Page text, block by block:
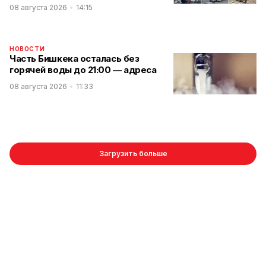
08 августа 2026 14:15
НОВОСТИ
Часть Бишкека осталась без
горячей воды до 21:00 — адреса
08 августа 2026 11:33
Загрузить больше